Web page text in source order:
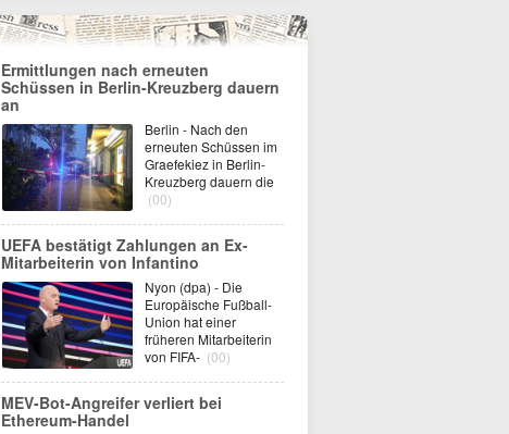
Ermittlungen nach erneuten
Schüssen in Berlin-Kreuzberg dauern
an
Berlin - Nach den
erneuten Schüssen im
Graefekiez in Berlin-
Kreuzberg dauern die
(00)
UEFA bestätigt Zahlungen an Ex-
Mitarbeiterin von Infantino
Nyon (dpa) - Die
Europäische Fußball-
Union hat einer
früheren Mitarbeiterin
von FIFA- (00)
MEV-Bot-Angreifer verliert bei
Ethereum-Handel